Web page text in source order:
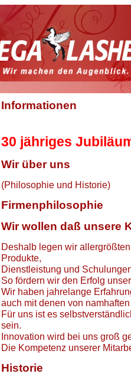
Informationen
30 jähriges
Wir über uns
(Philosophie und Historie)
Firmenphilosophie
Wir wollen daß unsere
Deshalb legen wir
Produkte,
Dienstleistung und
So fördern wir den Erfolg
Wir haben jahrelange
auch mit denen von
Für uns ist es
sein.
Innovation wird bei uns groß
Die Kompetenz unserer
Historie